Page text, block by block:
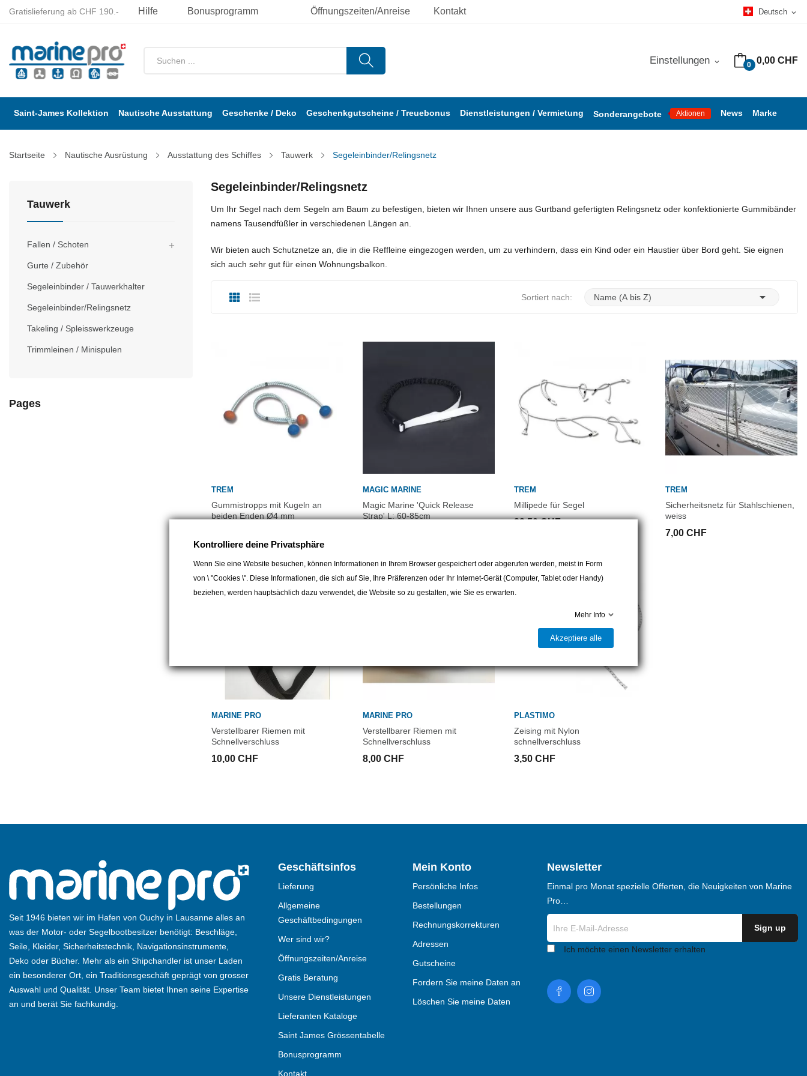
Öffnungszeiten/Anreise Kontakt Deutsch expand_more
Gratislieferung ab CHF 190.- Hilfe Bonusprogramm
0 0,00 CHF
Einstellungen expand_more
Saint-James Kollektion Nautische Ausstattung Geschenke / Deko Geschenkgutscheine / Treuebonus Dienstleistungen / Vermietung Sonderangebote Aktionen News Marke
Startseite Nautische Ausrüstung Ausstattung des Schiffes Tauwerk Segeleinbinder/Relingsnetz
Tauwerk
Fallen / Schoten 
Gurte / Zubehör
Segeleinbinder / Tauwerkhalter
Segeleinbinder/Relingsnetz
Takeling / Spleisswerkzeuge
Trimmleinen / Minispulen
Pages
Segeleinbinder/Relingsnetz
Um Ihr Segel nach dem Segeln am Baum zu befestigen, bieten wir Ihnen unsere aus Gurtband gefertigten Relingsnetz oder konfektionierte Gummibänder
namens Tausendfüßler in verschiedenen Längen an.
Wir bieten auch Schutznetze an, die in die Reffleine eingezogen werden, um zu verhindern, dass ein Kind oder ein Haustier über Bord geht. Sie eignen
sich auch sehr gut für einen Wohnungsbalkon.
Sortiert nach: Name (A bis Z) 
TREM
Gummistropps mit Kugeln an
beiden Enden Ø4 mm
MAGIC MARINE
Magic Marine 'Quick Release
Strap' L: 60-85cm
TREM
Millipede für Segel
23,50 CHF
TREM
Sicherheitsnetz für Stahlschienen,
weiss
7,00 CHF
MARINE PRO
Verstellbarer Riemen mit
Schnellverschluss
10,00 CHF
MARINE PRO
Verstellbarer Riemen mit
Schnellverschluss
8,00 CHF
PLASTIMO
Zeising mit Nylon
schnellverschluss
3,50 CHF
Seit 1946 bieten wir im Hafen von Ouchy in Lausanne alles an
was der Motor- oder Segelbootbesitzer benötigt: Beschläge,
Seile, Kleider, Sicherheitstechnik, Navigationsinstrumente,
Deko oder Bücher. Mehr als ein Shipchandler ist unser Laden
ein besonderer Ort, ein Traditionsgeschäft geprägt von grosser
Auswahl und Qualität. Unser Team bietet Ihnen seine Expertise
an und berät Sie fachkundig.
Geschäftsinfos
Lieferung
Allgemeine
Geschäftbedingungen
Wer sind wir?
Öffnungszeiten/Anreise
Gratis Beratung
Unsere Dienstleistungen
Lieferanten Kataloge
Saint James Grössentabelle
Bonusprogramm
Kontakt
Mein Konto
Persönliche Infos
Bestellungen
Rechnungskorrekturen
Adressen
Gutscheine
Fordern Sie meine Daten an
Löschen Sie meine Daten
Newsletter
Einmal pro Monat spezielle Offerten, die Neuigkeiten von Marine
Pro…
Ich möchte einen Newsletter erhalten
Kontrolliere deine Privatsphäre
Wenn Sie eine Website besuchen, können Informationen in Ihrem Browser gespeichert oder abgerufen werden, meist in Form
von \ "Cookies \". Diese Informationen, die sich auf Sie, Ihre Präferenzen oder Ihr Internet-Gerät (Computer, Tablet oder Handy)
beziehen, werden hauptsächlich dazu verwendet, die Website so zu gestalten, wie Sie es erwarten.
Mehr Info
Akzeptiere alle